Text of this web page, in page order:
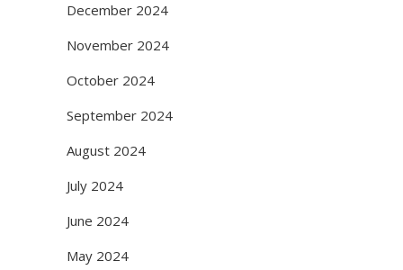
December 2024
November 2024
October 2024
September 2024
August 2024
July 2024
June 2024
May 2024